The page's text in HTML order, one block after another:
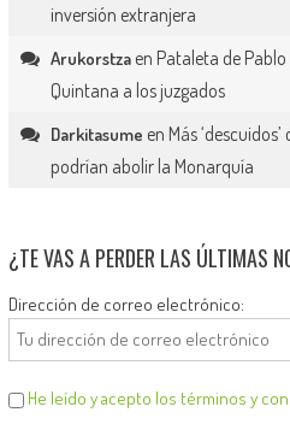
inversión extranjera
Arukorstzaen Pataleta de Pablo
Quintana a los juzgados
Darkitasume en Más
podrían abolir la Monarquía
¿TE VAS A PERDER LAS ÚLTIMAS
Dirección de correo electrónico:
He leído y acepto los términos y